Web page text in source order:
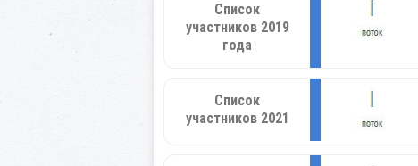
Список
участников 2019
года
Список
участников 2021